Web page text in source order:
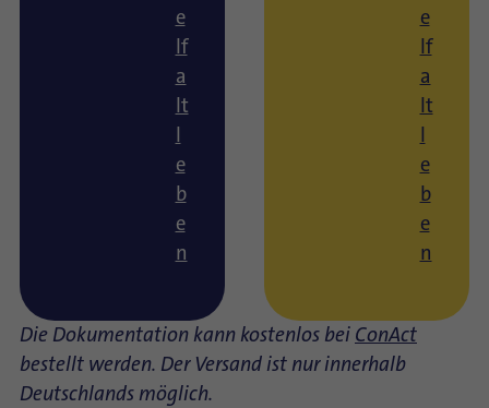
e
lf
a
lt
l
e
b
e
n
e
lf
a
lt
l
e
b
e
n
Die Dokumentation kann kostenlos bei ConAct
bestellt werden. Der Versand ist nur innerhalb
Deutschlands möglich.